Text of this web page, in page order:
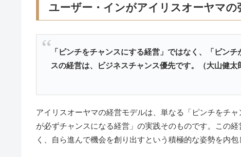
ユーザー・インがアイリスオーヤマの
「ピンチをチャンスにする経営」ではなく、「ピン
スの経営は、ビジネスチャンス優先です。（大山健太
アイリスオーヤマの経営モデルは、単なる「ピンチをチ
が必ずチャンスになる経営」の実践そのものです。この
く、自ら進んで機会を創り出すという積極的な姿勢を内包